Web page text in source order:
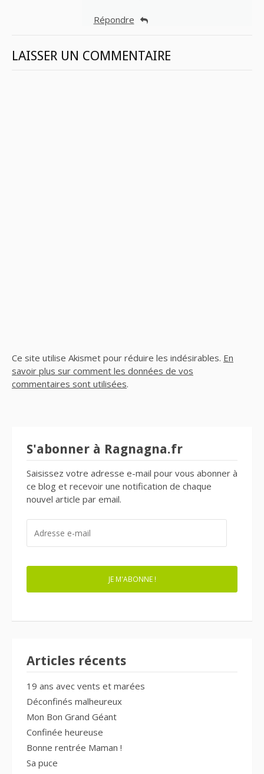
Répondre
LAISSER UN COMMENTAIRE
Ce site utilise Akismet pour réduire les indésirables. En
savoir plus sur comment les données de vos
commentaires sont utilisées.
S'abonner à Ragnagna.fr
Saisissez votre adresse e-mail pour vous abonner à
ce blog et recevoir une notification de chaque
nouvel article par email.
MAIL
JE M'ABONNE !
Articles récents
19 ans avec vents et marées
Déconfinés malheureux
Mon Bon Grand Géant
Confinée heureuse
Bonne rentrée Maman !
Sa puce